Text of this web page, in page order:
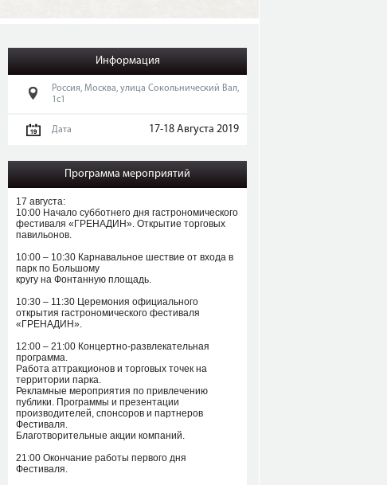
Информация
Россия, Москва, улица Сокольнический Вал,
1с1
Дата 17-18 Августа 2019
Программа мероприятий
17 августа:
10:00 Начало субботнего дня гастрономического
фестиваля «ГРЕНАДИН». Открытие торговых
павильонов.
10:00 – 10:30 Карнавальное шествие от входа в
парк по Большому
кругу на Фонтанную площадь.
10:30 – 11:30 Церемония официального
открытия гастрономического фестиваля
«ГРЕНАДИН».
12:00 – 21:00 Концертно-развлекательная
программа.
Работа аттракционов и торговых точек на
территории парка.
Рекламные мероприятия по привлечению
публики. Программы и презентации
производителей, спонсоров и партнеров
Фестиваля.
Благотворительные акции компаний.
21:00 Окончание работы первого дня
Фестиваля.